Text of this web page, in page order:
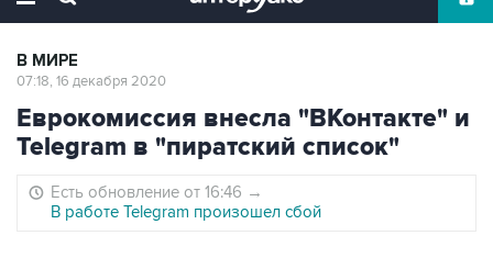
В МИРЕ
07:18, 16 декабря 2020
Еврокомиссия внесла "ВКонтакте" и
Telegram в "пиратский список"
Есть обновление от 16:46 →
В работе Telegram произошел сбой